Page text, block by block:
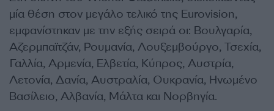
μία θέση στον μεγάλο τελικό της Eurovision,
εμφανίστηκαν με την εξής σειρά οι: Βουλγαρία,
Αζερμπαϊτζάν, Ρουμανία, Λουξεμβούργο, Τσεχία,
Γαλλία, Αρμενία, Ελβετία, Κύπρος, Αυστρία,
Λετονία, Δανία, Αυστραλία, Ουκρανία, Ηνωμένο
Βασίλειο, Αλβανία, Μάλτα και Νορβηγία.